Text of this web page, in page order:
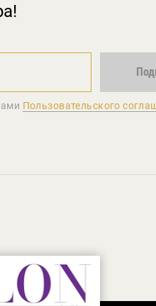
Пользовательского